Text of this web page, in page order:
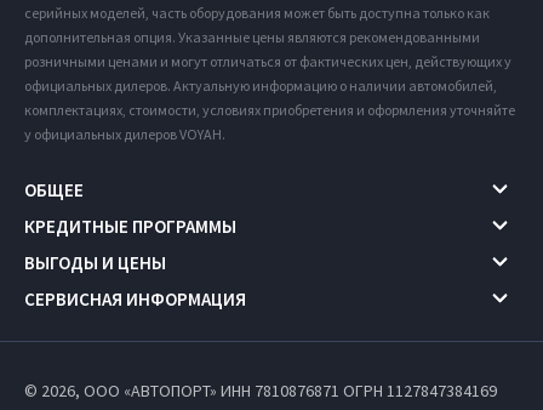
серийных моделей, часть оборудования может быть доступна только как
дополнительная опция. Указанные цены являются рекомендованными
розничными ценами и могут отличаться от фактических цен, действующих у
официальных дилеров. Актуальную информацию о наличии автомобилей,
комплектациях, стоимости, условиях приобретения и оформления уточняйте
у официальных дилеров VOYAH.
ОБЩЕЕ
КРЕДИТНЫЕ ПРОГРАММЫ
ВЫГОДЫ И ЦЕНЫ
СЕРВИСНАЯ ИНФОРМАЦИЯ
© 2026, ООО «АВТОПОРТ» ИНН 7810876871 ОГРН 1127847384169